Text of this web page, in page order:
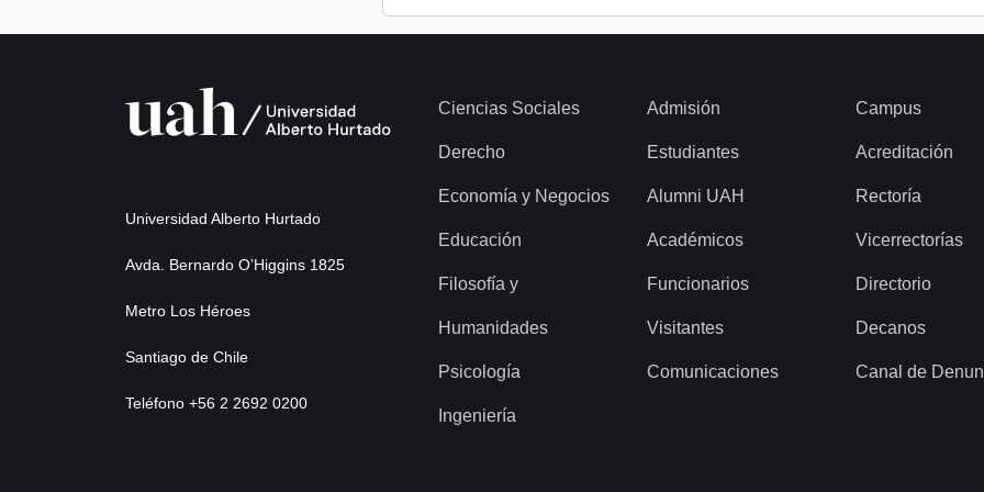
Universidad Alberto Hurtado
Avda. Bernardo O’Higgins 1825
Metro Los Héroes
Santiago de Chile
Teléfono +56 2 2692 0200
Ciencias Sociales
Derecho
Economía y Negocios
Educación
Filosofía y
Humanidades
Psicología
Ingeniería
Admisión
Estudiantes
Alumni UAH
Académicos
Funcionarios
Visitantes
Comunicaciones
Campus
Acreditación
Rectoría
Vicerrectorías
Directorio
Decanos
Canal de